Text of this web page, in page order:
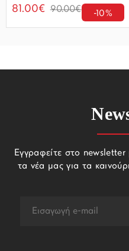
81.00€ 90.00€ -10%
Εγγραφείτε στο newsletter
τα νέα μας για τα